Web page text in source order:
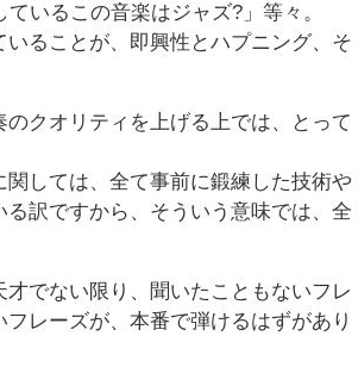
いるこの音楽はジャズ?」等々。
ることが、即興性とハプニング、そ
クオリティを上げる上では、とって
しては、全て事前に鍛練した技術や
訳ですから、そういう意味では、全
でない限り、聞いたこともないフレ
レーズが、本番で弾けるはずがあり